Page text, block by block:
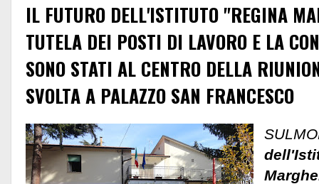
IL FUTURO DELL'ISTITUTO "REGINA
TUTELA DEI POSTI DI LAVORO E LA
SONO STATI AL CENTRO DELLA
SVOLTA A PALAZZO SAN FRANCESCO